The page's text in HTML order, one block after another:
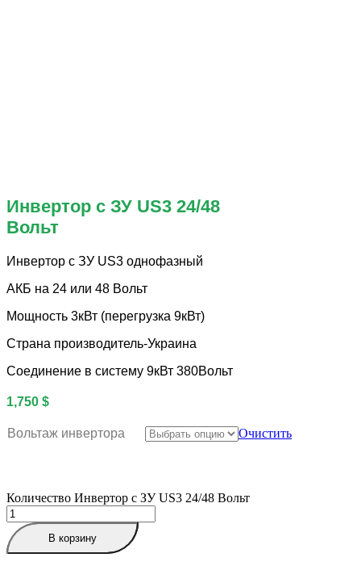
Инвертор с ЗУ US3 24/48
Вольт
Инвертор с ЗУ US3 однофазный
АКБ на 24 или 48 Вольт
Мощность 3кВт (перегрузка 9кВт)
Страна производитель-Украина
Соединение в систему 9кВт 380Вольт
1,750 $
Вольтаж инвертора Очистить
Количество Инвертор с ЗУ US3 24/48 Вольт
В корзину